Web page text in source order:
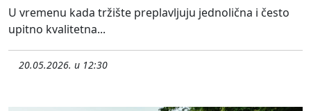
U vremenu kada tržište preplavljuju jednolična i često
upitno kvalitetna...
20.05.2026. u 12:30